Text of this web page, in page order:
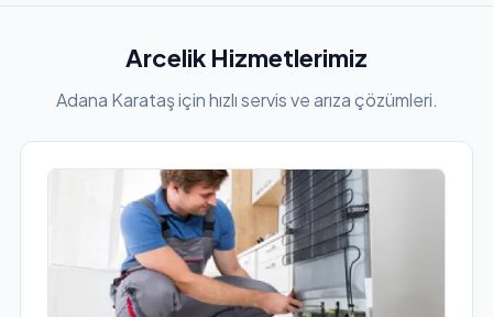
Arcelik Hizmetlerimiz
Adana Karataş için hızlı servis ve arıza çözümleri.